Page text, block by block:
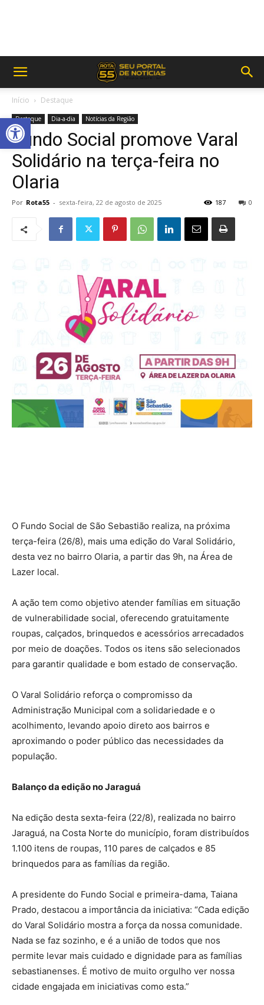
Abrir a barra de ferramentas
Início Destaque
Destaque Dia-a-dia Notícias da Região
Fundo Social promove Varal
Solidário na terça-feira no
Olaria
Por Rota55 - sexta-feira, 22 de agosto de 2025 0
187
O Fundo Social de São Sebastião realiza, na próxima
terça-feira (26/8), mais uma edição do Varal Solidário,
desta vez no bairro Olaria, a partir das 9h, na Área de
Lazer local.
A ação tem como objetivo atender famílias em situação
de vulnerabilidade social, oferecendo gratuitamente
roupas, calçados, brinquedos e acessórios arrecadados
por meio de doações. Todos os itens são selecionados
para garantir qualidade e bom estado de conservação.
O Varal Solidário reforça o compromisso da
Administração Municipal com a solidariedade e o
acolhimento, levando apoio direto aos bairros e
aproximando o poder público das necessidades da
população.
Balanço da edição no Jaraguá
Na edição desta sexta-feira (22/8), realizada no bairro
Jaraguá, na Costa Norte do município, foram distribuídos
1.100 itens de roupas, 110 pares de calçados e 85
brinquedos para as famílias da região.
A presidente do Fundo Social e primeira-dama, Taiana
Prado, destacou a importância da iniciativa: “Cada edição
do Varal Solidário mostra a força da nossa comunidade.
Nada se faz sozinho, e é a união de todos que nos
permite levar mais cuidado e dignidade para as famílias
sebastianenses. É motivo de muito orgulho ver nossa
cidade engajada em iniciativas como esta.”